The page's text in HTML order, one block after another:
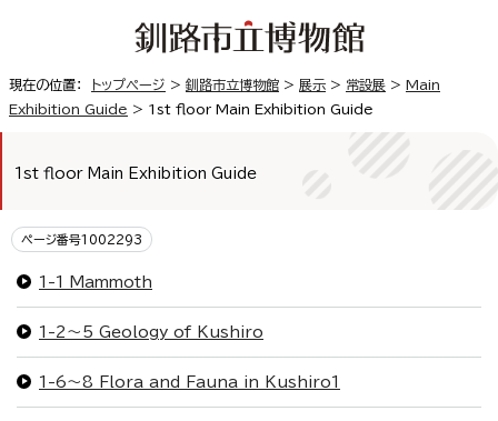
現在の位置： トップページ > 釧路市立博物館 > 展示 > 常設展 > Main
Exhibition Guide > 1st floor Main Exhibition Guide
1st floor Main Exhibition Guide
ページ番号1002293
1-1 Mammoth
1-2～5 Geology of Kushiro
1-6～8 Flora and Fauna in Kushiro1